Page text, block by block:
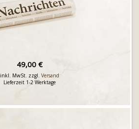
49,00 €
inkl. MwSt. zzgl. Versand
Lieferzeit 1-2 Werktage